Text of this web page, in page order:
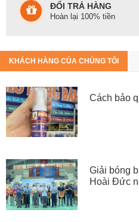
ĐỔI TRẢ HÀNG
Hoàn lại 100% tiền
KHÁCH HÀNG CỦA CHÚNG TÔI
Cách bảo
Giải bóng
Hoài Đức